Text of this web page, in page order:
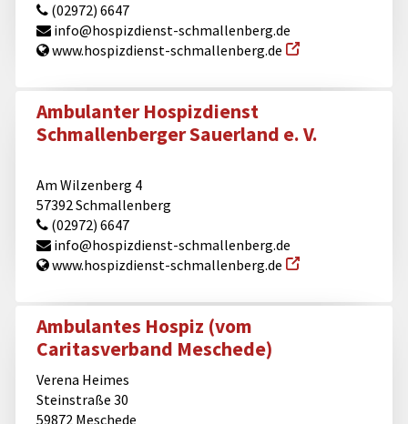
(02972) 6647
info@​hospizdienst-schmallenberg.de
www.hospizdienst-schmallenberg.de
Ambulanter Hospizdienst
Schmallenberger Sauerland e. V.
Am Wilzenberg 4
57392 Schmallenberg
(02972) 6647
info@​hospizdienst-schmallenberg.de
www.hospizdienst-schmallenberg.de
Ambulantes Hospiz (vom
Caritasverband Meschede)
Verena Heimes
Steinstraße 30
59872 Meschede